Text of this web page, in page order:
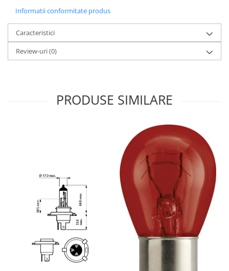
Informatii conformitate produs
Caracteristici
Review-uri(0)
PRODUSE SIMILARE